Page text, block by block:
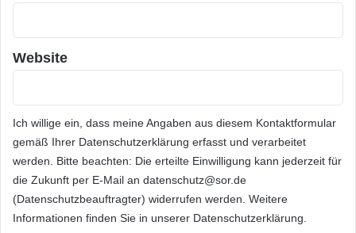
Website
Ich willige ein, dass meine Angaben aus diesem Kontaktformular
gemäß Ihrer Datenschutzerklärung erfasst und verarbeitet
werden. Bitte beachten: Die erteilte Einwilligung kann jederzeit für
die Zukunft per E-Mail an datenschutz@sor.de
(Datenschutzbeauftragter) widerrufen werden. Weitere
Informationen finden Sie in unserer Datenschutzerklärung.